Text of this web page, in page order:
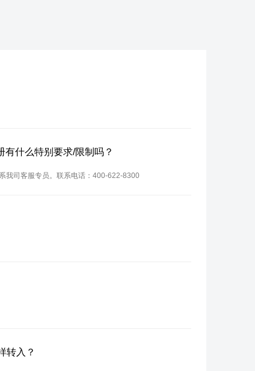
有什么特别要求/限制吗？
我司客服专员。联系电话：400-622-8300
转入？